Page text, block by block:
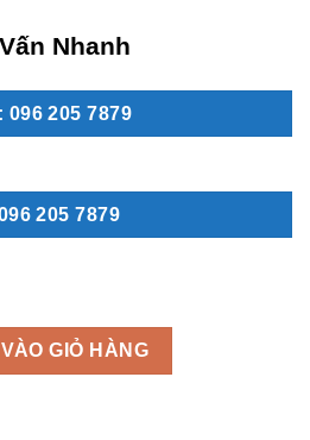
Nhanh
096 205 7879
205 7879
số lượng
GIỎ HÀNG